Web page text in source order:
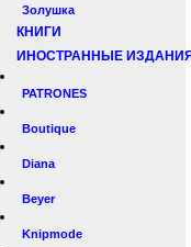
Золушка
КНИГИ
ИНОСТРАННЫЕ ИЗДАНИЯ
PATRONES
Boutique
Diana
Beyer
Knipmode